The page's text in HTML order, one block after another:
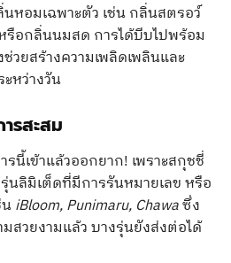
หอมเฉพาะตัว เช่น กลิ่นสตรอว์
รือกลิ่นนมสด การได้บีบไปพร้อม
ยสร้างความเพลิดเพลินและ
หว่างวัน
รสะสม
รนี้เข้าแล้วออกยาก! เพราะสกุชชี่
นลิมิเต็ดที่มีการรันหมายเลข หรือ
iBloom, Punimaru, Chawaซึ่ง
สวยงามแล้ว บางรุ่นยังส่งต่อได้